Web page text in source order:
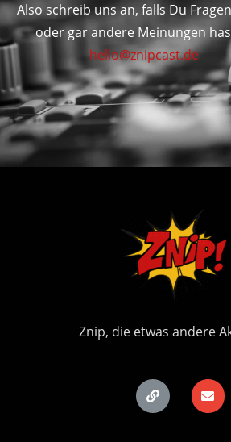
Also schreib uns an, falls Du
oder gar andere Meinungen
hello@znipcast.de
Znip, die etwas andere